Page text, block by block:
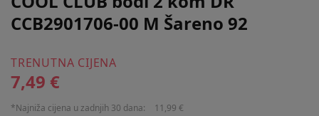
CCB2901706-00 M Šareno 92
TRENUTNA CIJENA
7,49 €
*Najniža cijena u zadnjih 30 dana: 11,99 €